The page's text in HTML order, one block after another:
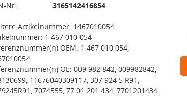
Nr.:
3165142416854
Artikelnummer: 1467010054
1 467 010 054
OEM: 1 467 010 054,
OE: 009 982 842, 009982842,
11676040309117, 307 924 5 R91,
7074555, 77 01 201 434, 7701201434,